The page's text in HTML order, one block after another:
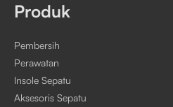
Produk
Pembersih
Perawatan
Insole Sepatu
Aksesoris Sepatu